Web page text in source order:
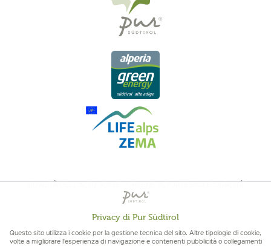
QUALITÀ DELL'ALTO ADIGE - ORIGINE ALTOATESINA E QUALITÁ
CONTROLLATA
Privacy di Pur Südtirol
Questo sito utilizza i cookie per la gestione tecnica del sito. Altre tipologie di cookie,
volte a migliorare l'esperienza di navigazione e contenenti pubblicità o collegamenti